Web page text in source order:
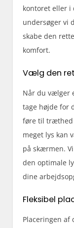
kontoret eller i
undersøger vi
skabe den
komfort.
Vælg den
Når du vælger
tage højde for
føre til træthed
meget lys kan
på skærmen.
den optimale
dine
Fleksibel
Placeringen